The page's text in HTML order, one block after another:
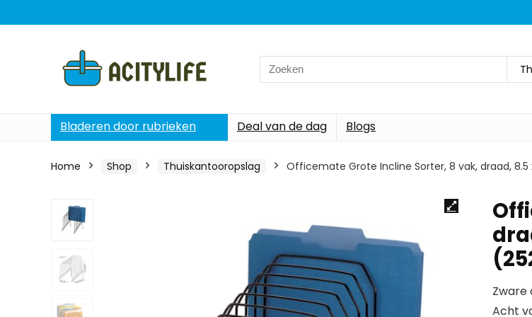
Search
for:
Bladeren door rubrieken Deal van de dag Blogs
Home Shop Thuiskantooropslag Officemate Grote Incline Sorter, 8 vak, draad, 8.5
Acht